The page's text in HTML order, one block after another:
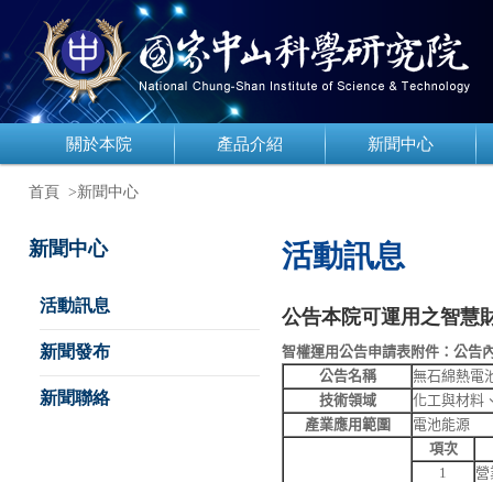
關於本院 產品介紹 新聞中心
首頁 >新聞中心
新聞中心
活動訊息
新聞發布
新聞聯絡
活動訊息
公告本院可運用之智慧
智權運用公告申請表附件：公告
公告名稱
無石綿熱電
技術領域
化工與材料
產業應用範圍
電池能源
項次
1